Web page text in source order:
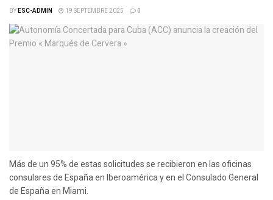
BYESC-ADMIN 19 SEPTEMBRE 2025 0
Más de un 95% de estas solicitudes se recibieron en las oficinas
consulares de España en Iberoamérica y en el Consulado General
de España en Miami.